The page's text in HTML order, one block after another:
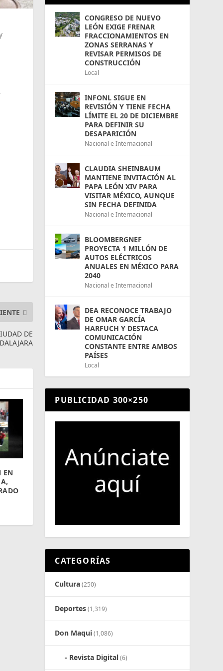
DE
EN
CONGRESO DE NUEVO
LEÓN EXIGE FRENAR
FRACCIONAMIENTOS EN
ZONAS SERRANAS Y
REVISAR PERMISOS DE
CONSTRUCCIÓN
Local
INFONL SIGUE EN
REVISIÓN Y TIENE FECHA
LÍMITE EL 20 DE DICIEMBRE
PARA DEFINIR SU
DESAPARICIÓN
Nacional e Internacional
CLAUDIA SHEINBAUM
MANTIENE INVITACIÓN AL
PAPA LEÓN XIV PARA
VISITAR MÉXICO, AUNQUE
SIN FECHA DEFINIDA
Nacional e Internacional
BLOOMBERGNEF
PROYECTA 1 MILLÓN DE
AUTOS ELÉCTRICOS
ANUALES EN MÉXICO PARA
2040
Nacional e Internacional
DEA RECONOCE TRABAJO
DE OMAR GARCÍA
HARFUCH Y DESTACA
COMUNICACIÓN
CONSTANTE ENTRE AMBOS
PAÍSES
Local
PUBLICIDAD 300×250
CATEGORÍAS
Cultura(250)
Deportes(1,319)
Don Maqui(1,086)
Revista Digital(6)